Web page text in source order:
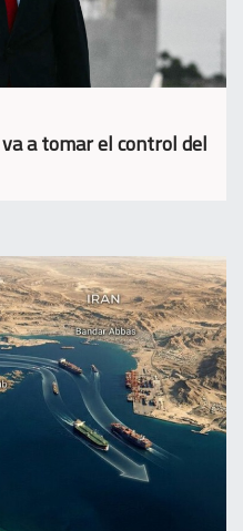
va a tomar el control del